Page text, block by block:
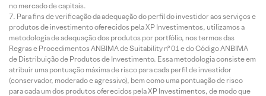
no mercado de capitais.
Para fins de verificação da adequação do perfil do investidor aos serviços e
produtos de investimento oferecidos pela XP Investimentos, utilizamos a
metodologia de adequação dos produtos por portfólio, nos termos das
Regras e Procedimentos ANBIMA de Suitability nº 01 e do Código ANBIMA
de Distribuição de Produtos de Investimento. Essa metodologia consiste em
atribuir uma pontuação máxima de risco para cada perfil de investidor
(conservador, moderado e agressivo), bem como uma pontuação de risco
para cada um dos produtos oferecidos pela XP Investimentos, de modo que